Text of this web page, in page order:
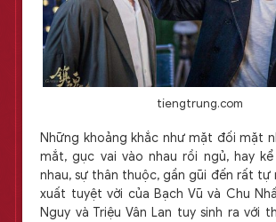
tiengtrung.com
Những khoảng khắc như mặt đối mặt
mắt, gục vai vào nhau rồi ngủ, hay
nhau, sự thân thuộc, gần gũi đến rất tự
xuất tuyệt vời của Bạch Vũ và Chu
Nguy và Triệu Vân Lan tuy sinh ra với